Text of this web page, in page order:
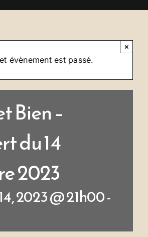
évènement est passé.
×
Bien –
du 14
2023
2023 @ 21h00-